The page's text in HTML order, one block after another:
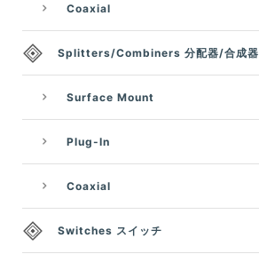
Coaxial
Splitters/Combiners 分配器/合成器
Surface Mount
Plug-In
Coaxial
Switches スイッチ